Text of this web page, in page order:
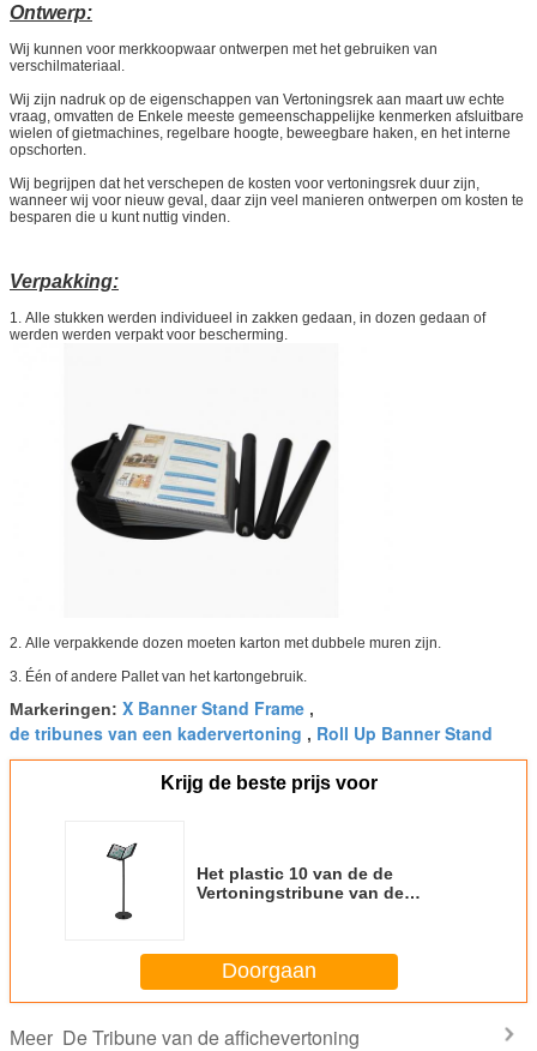
Ontwerp:
Wij kunnen voor merkkoopwaar ontwerpen met het gebruiken van
verschilmateriaal.
Wij zijn nadruk op de eigenschappen van Vertoningsrek aan maart uw echte
vraag, omvatten de Enkele meeste gemeenschappelijke kenmerken afsluitbare
wielen of gietmachines, regelbare hoogte, beweegbare haken, en het interne
opschorten.
Wij begrijpen dat het verschepen de kosten voor vertoningsrek duur zijn,
wanneer wij voor nieuw geval, daar zijn veel manieren ontwerpen om kosten te
besparen die u kunt nuttig vinden.
Verpakking:
1. Alle stukken werden individueel in zakken gedaan, in dozen gedaan of
werden werden verpakt voor bescherming.
2. Alle verpakkende dozen moeten karton met dubbele muren zijn.
3. Één of andere Pallet van het kartongebruik.
Markeringen: X Banner Stand Frame ,
de tribunes van een kadervertoning , Roll Up Banner Stand
Krijg de beste prijs voor
Het plastic 10 van de de
Vertoningstribune van de
Glijden
Doorgaan
Meer De Tribune van de affichevertoning